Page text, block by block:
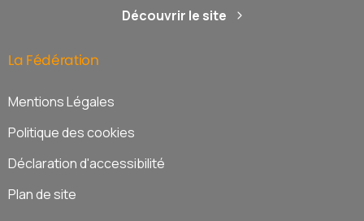
Découvrir le site
La Fédération
Mentions Légales
Politique des cookies
Déclaration d'accessibilité
Plan de site